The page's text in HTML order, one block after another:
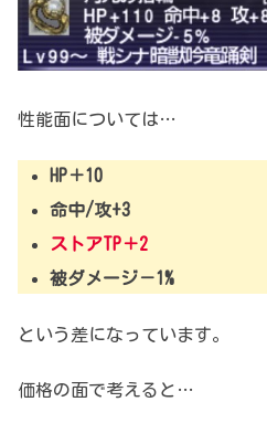
性能面については…
HP＋10
命中/攻+3
ストアTP＋2
被ダメージ－1%
という差になっています。
価格の面で考えると…